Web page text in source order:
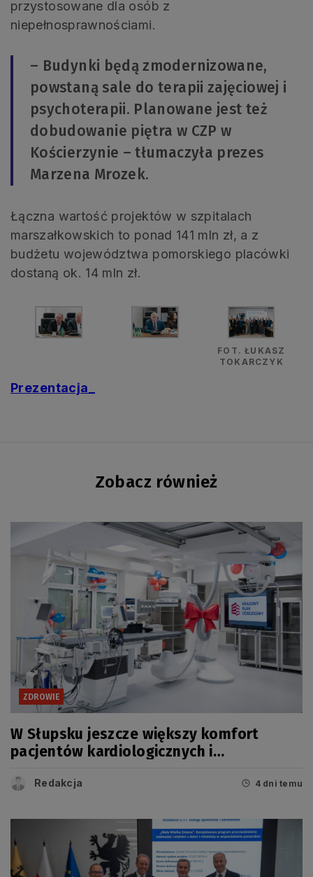
przystosowane dla osób z
niepełnosprawnościami.
– Budynki będą zmodernizowane,
powstaną sale do terapii zajęciowej i
psychoterapii. Planowane jest też
dobudowanie piętra w CZP w
Kościerzynie – tłumaczyła prezes
Marzena Mrozek.
Łączna wartość projektów w szpitalach
marszałkowskich to ponad 141 mln zł, a z
budżetu województwa pomorskiego placówki
dostaną ok. 14 mln zł.
FOT. ŁUKASZ
TOKARCZYK
Prezentacja_
Zobacz również
ZDROWIE
W Słupsku jeszcze większy komfort
pacjentów kardiologicznych i
Redakcja 4 dni temu